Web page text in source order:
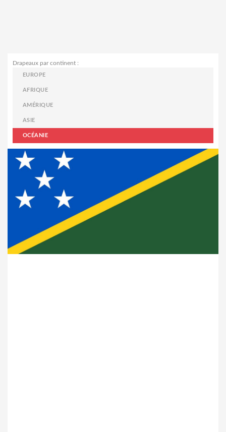
Drapeaux par continent :
EUROPE
AFRIQUE
AMÉRIQUE
ASIE
OCÉANIE